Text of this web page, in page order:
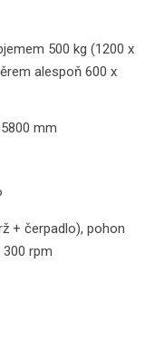
500 kg (1200 x
alespoň 600 x
mm
+ čerpadlo), pohon
rpm